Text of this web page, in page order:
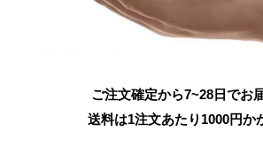
ご注文確定から7~28日でお
送料は1注文あたり 1000円か